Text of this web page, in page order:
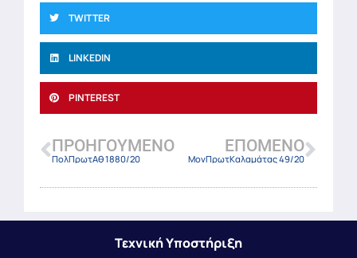
TWITTER
LINKEDIN
PINTEREST
ΠΡΟΗΓΟΎΜΕΝΟ
ΠολΠρωτΑθ 1880/20
ΕΠΌΜΕΝΟ
ΜονΠρωτΚαλαμάτας 49/20
Τεχνική Υποστήριξη